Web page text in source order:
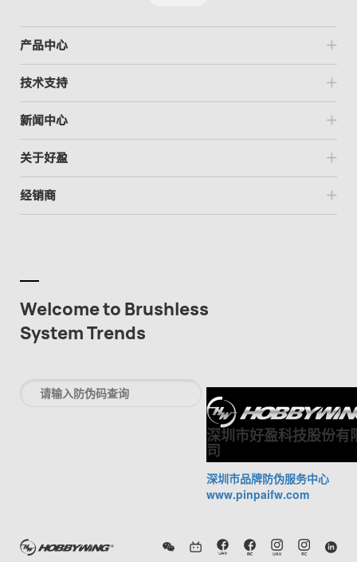
产品中心
技术支持
新闻中心
关于好盈
经销商
Welcome to Brushless
System Trends
深圳市好盈科技股份有
司
深圳市品牌防伪服务中心
www.pinpaifw.com